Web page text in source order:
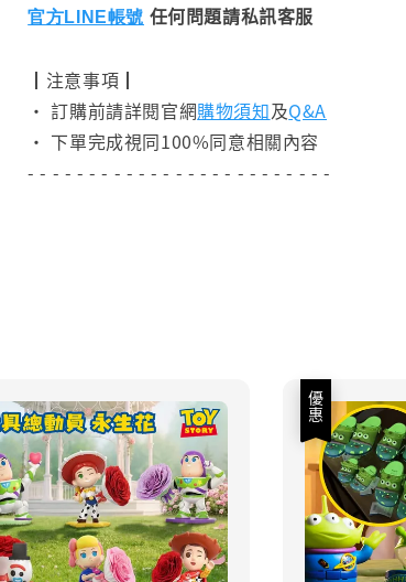
官方LINE帳號 任何問題請私訊客服
┃注意事項┃
• 訂購前請詳閱官網購物須知及Q&A
• 下單完成視同100%同意相關內容
- - - - - - - - - - - - - - - - - - - - - - - - -
優惠